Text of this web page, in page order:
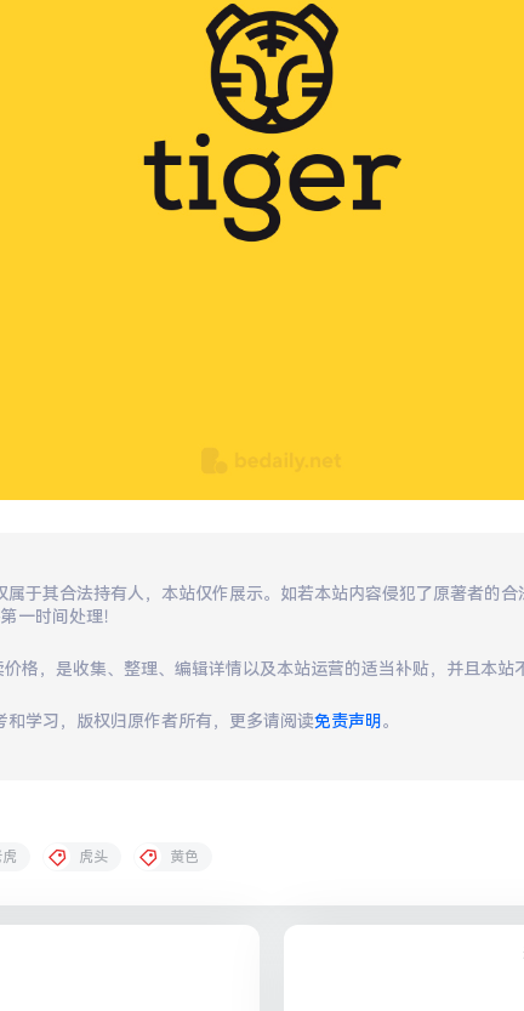
于其合法持有人，本站仅作展示。如若本站内容侵犯了原著者的合
一时间处理！
格，是收集、整理、编辑详情以及本站运营的适当补贴，并且本站
学习，版权归原作者所有，更多请阅读免责声明 。
虎头 黄色